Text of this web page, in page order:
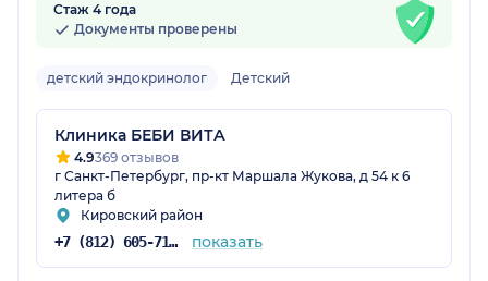
Стаж 4 года
Документы проверены
детский эндокринолог Детский
Клиника БЕБИ ВИТА
4.9369 отзывов
г Санкт-Петербург, пр-кт Маршала Жукова, д 54 к 6
литера б
Кировский район
+7 (812) 605-71-51 показать